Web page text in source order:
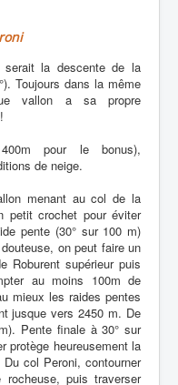
la descente de la
Toujours dans la même
vallon a sa propre
pour le bonus),
de neige.
menant au col de la
petit crochet pour éviter
pente (30° sur 100 m)
on peut faire un
Roburent supérieur puis
au moins 100m de
mieux les raides pentes
jusque vers 2450 m. De
Pente finale à 30° sur
protège heureusement la
col Peroni, contourner
puis traverser